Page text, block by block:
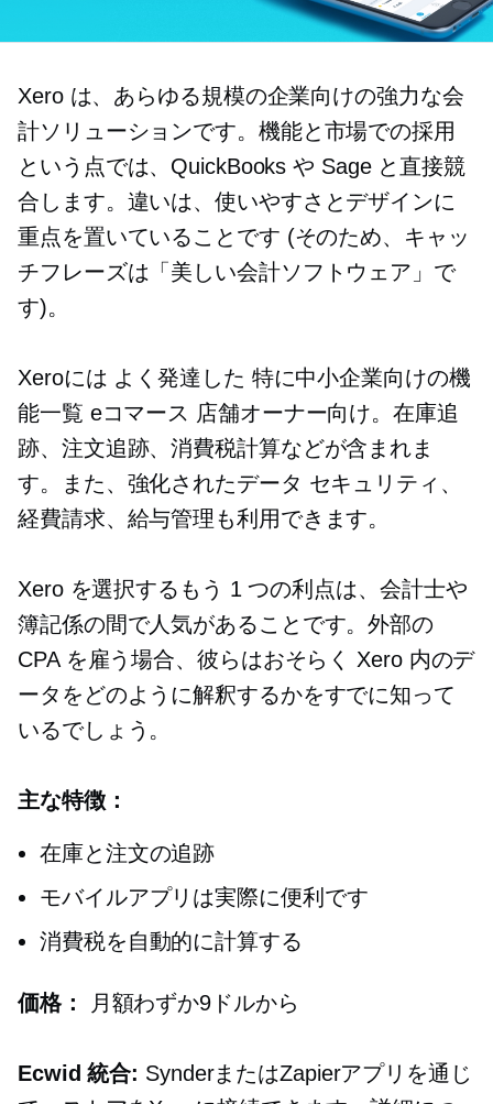
Xero は、あらゆる規模の企業向けの強力な会
計ソリューションです。機能と市場での採用
という点では、QuickBooks や Sage と直接競
合します。違いは、使いやすさとデザインに
重点を置いていることです (そのため、キャッ
チフレーズは「美しい会計ソフトウェア」で
す)。
Xeroには よく発達した 特に中小企業向けの機
能一覧 eコマース 店舗オーナー向け。在庫追
跡、注文追跡、消費税計算などが含まれま
す。また、強化されたデータ セキュリティ、
経費請求、給与管理も利用できます。
Xero を選択するもう 1 つの利点は、会計士や
簿記係の間で人気があることです。外部の
CPA を雇う場合、彼らはおそらく Xero 内のデ
ータをどのように解釈するかをすでに知って
いるでしょう。
主な特徴：
在庫と注文の追跡
モバイルアプリは実際に便利です
消費税を自動的に計算する
価格： 月額わずか9ドルから
Ecwid 統合: SynderまたはZapierアプリを通じ